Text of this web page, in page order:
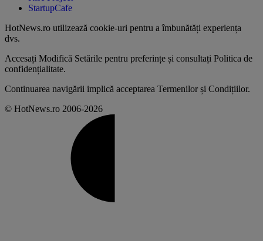
StartupCafe
HotNews.ro utilizează cookie-uri pentru a îmbunătăți experiența
dvs.
Accesați Modifică Setările pentru preferințe și consultați Politica de
confidențialitate.
Continuarea navigării implică acceptarea Termenilor și Condițiilor.
© HotNews.ro 2006-2026